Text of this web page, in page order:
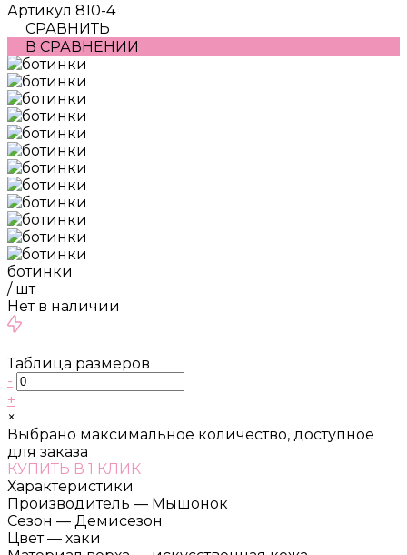
Артикул 810-4
СРАВНИТЬ
В СРАВНЕНИИ
ботинки
/ шт
Нет в наличии
Таблица размеров
-
+
×
Выбрано максимальное количество, доступное
для заказа
КУПИТЬ В 1 КЛИК
Характеристики
Производитель — Мышонок
Сезон — Демисезон
Цвет — хаки